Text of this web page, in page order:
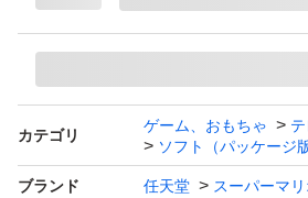
また私の悪い評価につきましては…
ャンセル願いをする場合があります
嫌がらせの悪いをつけてくる方が
当に困ってます。
カテゴリ
ゲーム、おもちゃ
ソフト（パッケージ版
ブランド 任天堂 スーパーマリ